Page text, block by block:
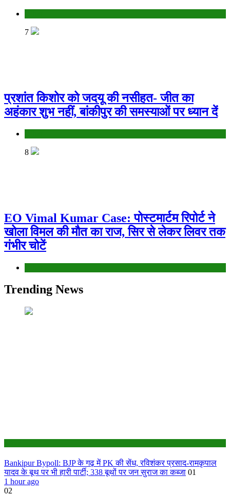
7
प्रशांत किशोर को जदयू की नसीहत- जीत का
अहंकार शुभ नहीं, बांकीपुर की समस्याओं पर ध्यान दें
8
EO Vimal Kumar Case: पोस्टमार्टम रिपोर्ट ने
खोला विमल की मौत का राज, सिर से लेकर लिवर तक
गंभीर चोटें
Trending News
Bankipur Bypoll: BJP के गढ़ में PK की सेंध, रविशंकर प्रसाद-रामकृपाल
यादव के बूथ पर भी हारी पार्टी; 338 बूथों पर जन सुराज का कब्जा 01
1 hour ago
02